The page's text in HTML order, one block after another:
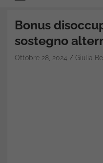
Bonus
sostegno
Ottobre 28, 2024 Giulia